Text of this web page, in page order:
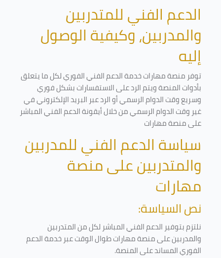
الدعم الفني للمتدربين
والمدربين، وكيفية الوصول
إليه
توفر منصة مهارات خدمة الدعم الفني الفوري لكل ما يتعلق
بأدوات المنصة ويتم الرد على الاستفسارات بشكل فوري
وسريع وقت الدوام الرسمي أو الرد عبر البريد الإلكتروني في
غير وقت الدوام الرسمي من خلال أيقونة الدعم الفني المباشر
على منصة مهارات
سياسة الدعم الفني للمدربين
والمتدربين على منصة
مهارات
نص السياسة:
نلتزم بتوفير الدعم الفني المباشر لكل من المتدربين
والمدربين على منصة مهارات طوال الوقت عبر خدمة الدعم
الفوري المساند على المنصة.